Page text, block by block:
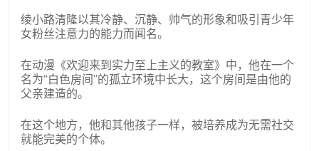
绫小路清隆以其冷静、沉静、帅气的形象和吸引青少年
女粉丝注意力的能力而闻名。
在动漫《欢迎来到实力至上主义的教室》中，他在一个
名为“白色房间”的孤立环境中长大，这个房间是由他的
父亲建造的。
在这个地方，他和其他孩子一样，被培养成为无需社交
就能完美的个体。